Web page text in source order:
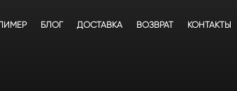
БЛОГ ДОСТАВКА ВОЗВРАТ КОНТАКТЫ